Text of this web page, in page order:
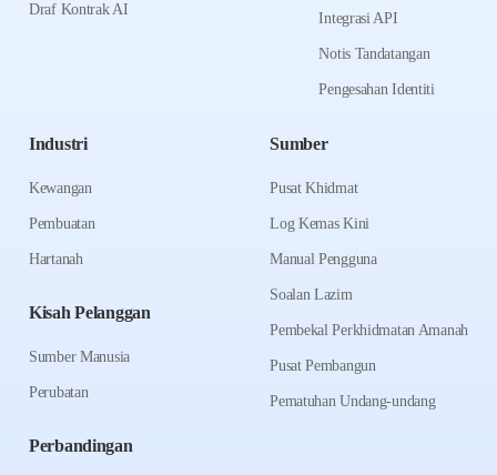
Draf Kontrak AI
Integrasi API
Notis Tandatangan
Pengesahan Identiti
Industri
Kewangan
Pembuatan
Hartanah
Kisah Pelanggan
Sumber Manusia
Perubatan
Perbandingan
Sumber
Pusat Khidmat
Log Kemas Kini
Manual Pengguna
Soalan Lazim
Pembekal Perkhidmatan Amanah
Pusat Pembangun
Pematuhan Undang-undang